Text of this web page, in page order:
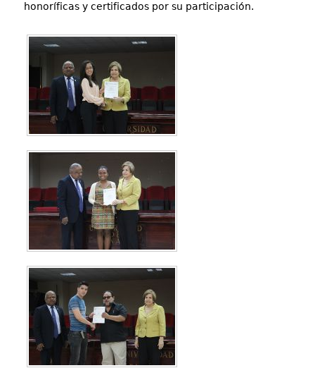
honoríficas y certificados por su participación.